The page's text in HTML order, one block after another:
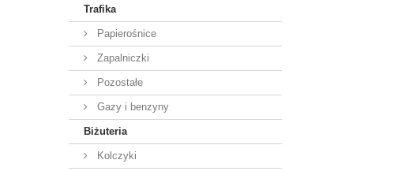
Trafika
Papierośnice
Zapalniczki
Pozostałe
Gazy i benzyny
Biżuteria
Kolczyki